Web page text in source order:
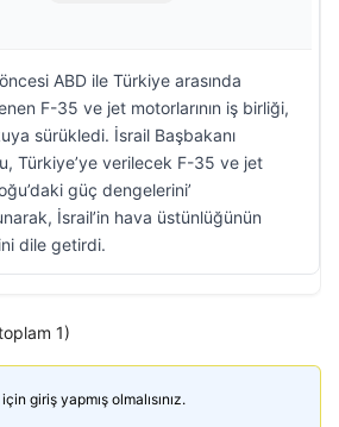
ABD ile Türkiye arasında
F-35 ve jet motorlarının iş birliği,
sürükledi. İsrail Başbakanı
Türkiye’ye verilecek F-35 ve jet
güç dengelerini’
İsrail’in hava üstünlüğünün
dile getirdi.
1)
giriş yapmış olmalısınız.